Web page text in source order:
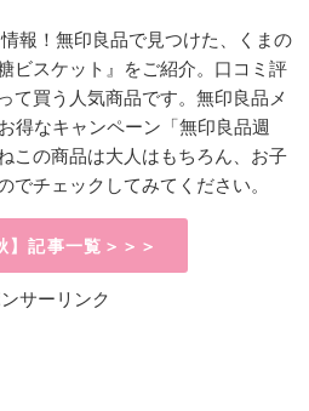
報！無印良品で見つけた、くまの
ビスケット』をご紹介。口コミ評
て買う人気商品です。無印良品メ
得なキャンペーン「無印良品週
この商品は大人はもちろん、お子
でチェックしてみてください。
】記事一覧＞＞＞
サーリンク